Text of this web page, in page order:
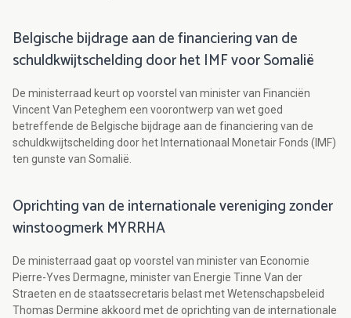
Belgische bijdrage aan de financiering van de
schuldkwijtschelding door het IMF voor Somalië
De ministerraad keurt op voorstel van minister van Financiën
Vincent Van Peteghem een voorontwerp van wet goed
betreffende de Belgische bijdrage aan de financiering van de
schuldkwijtschelding door het Internationaal Monetair Fonds (IMF)
ten gunste van Somalië.
Oprichting van de internationale vereniging zonder
winstoogmerk MYRRHA
De ministerraad gaat op voorstel van minister van Economie
Pierre-Yves Dermagne, minister van Energie Tinne Van der
Straeten en de staatssecretaris belast met Wetenschapsbeleid
Thomas Dermine akkoord met de oprichting van de internationale